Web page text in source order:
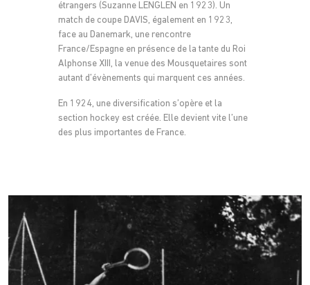
étrangers (Suzanne LENGLEN en 1923). Un
match de coupe DAVIS, également en 1923,
face au Danemark, une rencontre
France/Espagne en présence de la tante du Roi
Alphonse XIII, la venue des Mousquetaires sont
autant d’évènements qui marquent ces années.
En 1924, une diversification s’opère et la
section hockey est créée. Elle devient vite l’une
des plus importantes de France.